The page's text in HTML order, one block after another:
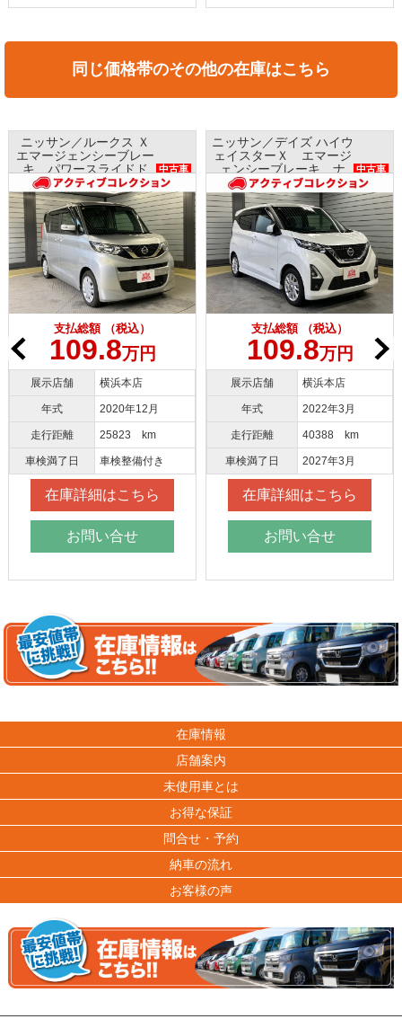
同じ価格帯のその他の在庫はこちら
ニッサン／ルークス Ｘ
エマージェンシーブレー
キ パワースライドド
ア ナビ 全方位モニタ
ー AAC
中古車
支払総額 （税込）
109.8万円
展示店舗 横浜本店
年式 2020年12月
走行距離 25823 km
車検満了日 車検整備付き
在庫詳細はこちら
お問い合せ
ニッサン／デイズ ハイウ
ェイスターＸ エマージ
ェンシーブレーキ ナ
ビ アラウンドビューモ
ニター インテリキー
中古車
支払総額 （税込）
109.8万円
展示店舗 横浜本店
年式 2022年3月
走行距離 40388 km
車検満了日 2027年3月
在庫詳細はこちら
お問い合せ
在庫情報
店舗案内
未使用車とは
お得な保証
問合せ・予約
納車の流れ
お客様の声